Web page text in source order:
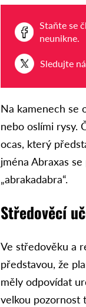
Staňte se
neunikne.
Sledujte
Na kamenech se
nebo oslími rysy.
ocas, který
jména Abraxas
„abrakadabra“.
Středověcí
Ve středověku a
představou, že
měly odpovídat
velkou pozornost